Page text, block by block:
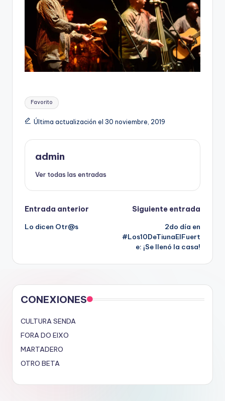
Etiquetas:
Favorito
Última actualización el 30 noviembre, 2019
admin
Ver todas las entradas
Navegación
de
Entrada anterior
Lo dicen Otr@s
Siguiente entrada
2do día en
#Los10DeTiunaElFuert
e: ¡Se llenó la casa!
CONEXIONES
CULTURA SENDA
FORA DO EIXO
MARTADERO
OTRO BETA